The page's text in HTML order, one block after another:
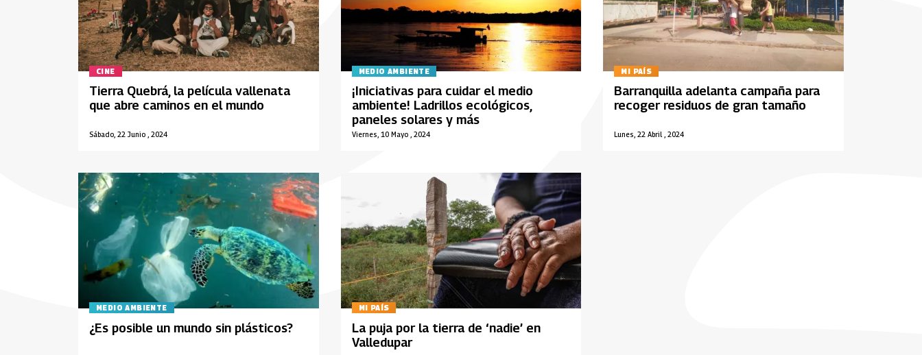
CINE
Sábado, 22 Junio , 2024
Tierra Quebrá, la película vallenata
que abre caminos en el mundo
MEDIO AMBIENTE
Viernes, 10 Mayo , 2024
¡Iniciativas para cuidar el medio
ambiente! Ladrillos ecológicos,
paneles solares y más
MI PAÍS
Lunes, 22 Abril , 2024
Barranquilla adelanta campaña para
recoger residuos de gran tamaño
MEDIO AMBIENTE
¿Es posible un mundo sin plásticos?
MI PAÍS
La puja por la tierra de ‘nadie’ en
Valledupar